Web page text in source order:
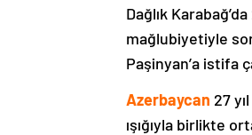
Dağlık
mağlubiyetiyle
Paşinyan’a istifa
Azerbaycan 27
ışığıyla birlikte